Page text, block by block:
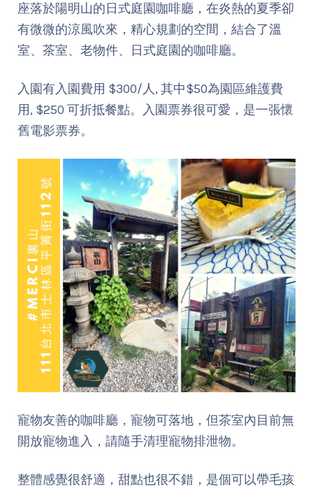
座落於陽明山的日式庭園咖啡廳，在炎熱的夏季卻
有微微的涼風吹來，精心規劃的空間，結合了溫
室、茶室、老物件、日式庭園的咖啡廳。
入園有入園費用 $300/人, 其中$50為園區維護費
用, $250 可折抵餐點。入園票券很可愛，是一張懷
舊電影票券。
寵物友善的咖啡廳，寵物可落地，但茶室內目前無
開放寵物進入，請隨手清理寵物排泄物。
整體感覺很舒適，甜點也很不錯，是個可以帶毛孩